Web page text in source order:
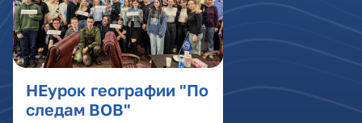
НЕурок географии "По
следам ВОВ"